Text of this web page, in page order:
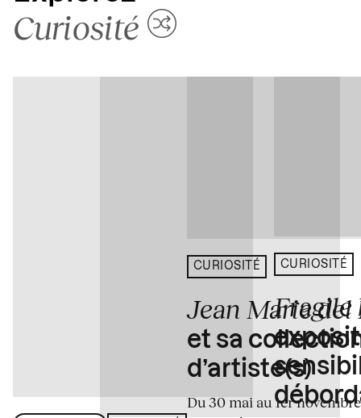
Curiosité
CURIOSITÉ
Jean Marie del
et sa
d’artiste(s)
Du 30 mai au 1er
CURIOSITÉ
Fragile